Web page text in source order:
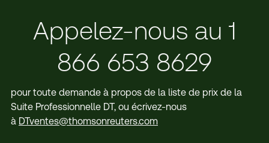
Appelez-nous au 1
866 653 8629
pour toute demande à propos de la liste de prix de la
Suite Professionnelle DT, ou écrivez-nous
à DTventes@thomsonreuters.com